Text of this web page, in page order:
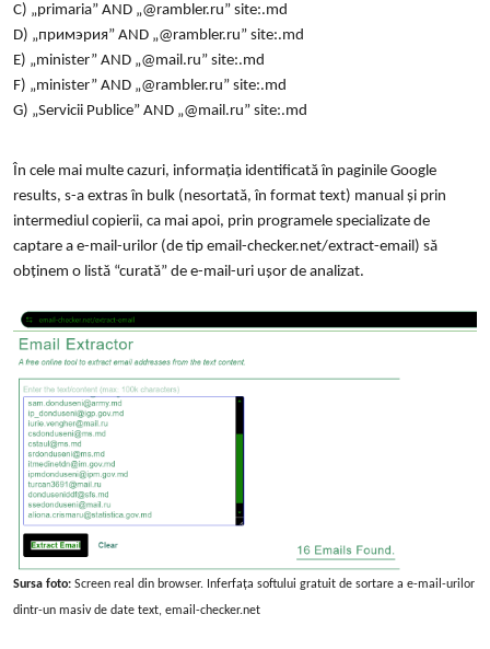
C) „primaria” AND „@rambler.ru” site:.md
D) „примэрия” AND „@rambler.ru” site:.md
E) „minister” AND „@mail.ru” site:.md
F) „minister” AND „@rambler.ru” site:.md
G) „Servicii Publice” AND „@mail.ru” site:.md
În cele mai multe cazuri, informația identificată în paginile Google
results, s-a extras în bulk (nesortată, în format text) manual și prin
intermediul copierii, ca mai apoi, prin programele specializate de
captare a e-mail-urilor (de tip email-checker.net/extract-email) să
obținem o listă “curată” de e-mail-uri ușor de analizat.
Sursa foto: Screen real din browser. Inferfața softului gratuit de sortare a e-mail-urilor
dintr-un masiv de date text, email-checker.net